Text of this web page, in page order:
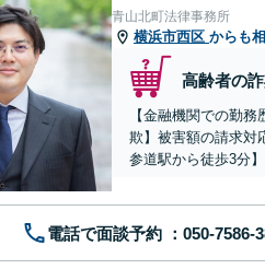
青山北町法律事務所
横浜市西区 からも
高齢者の
【金融機関での勤
欺】被害額の請求対
参道駅から徒歩3分】
電話で面談予約